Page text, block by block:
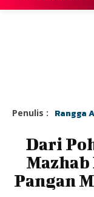
Penulis : Rangga
Dari
Pangan